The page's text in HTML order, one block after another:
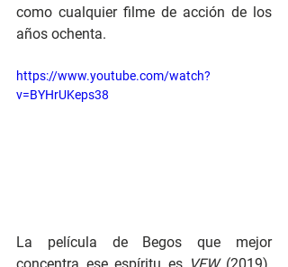
como cualquier filme de acción de los
años ochenta.
https://www.youtube.com/watch?
v=BYHrUKeps38
La película de Begos que mejor